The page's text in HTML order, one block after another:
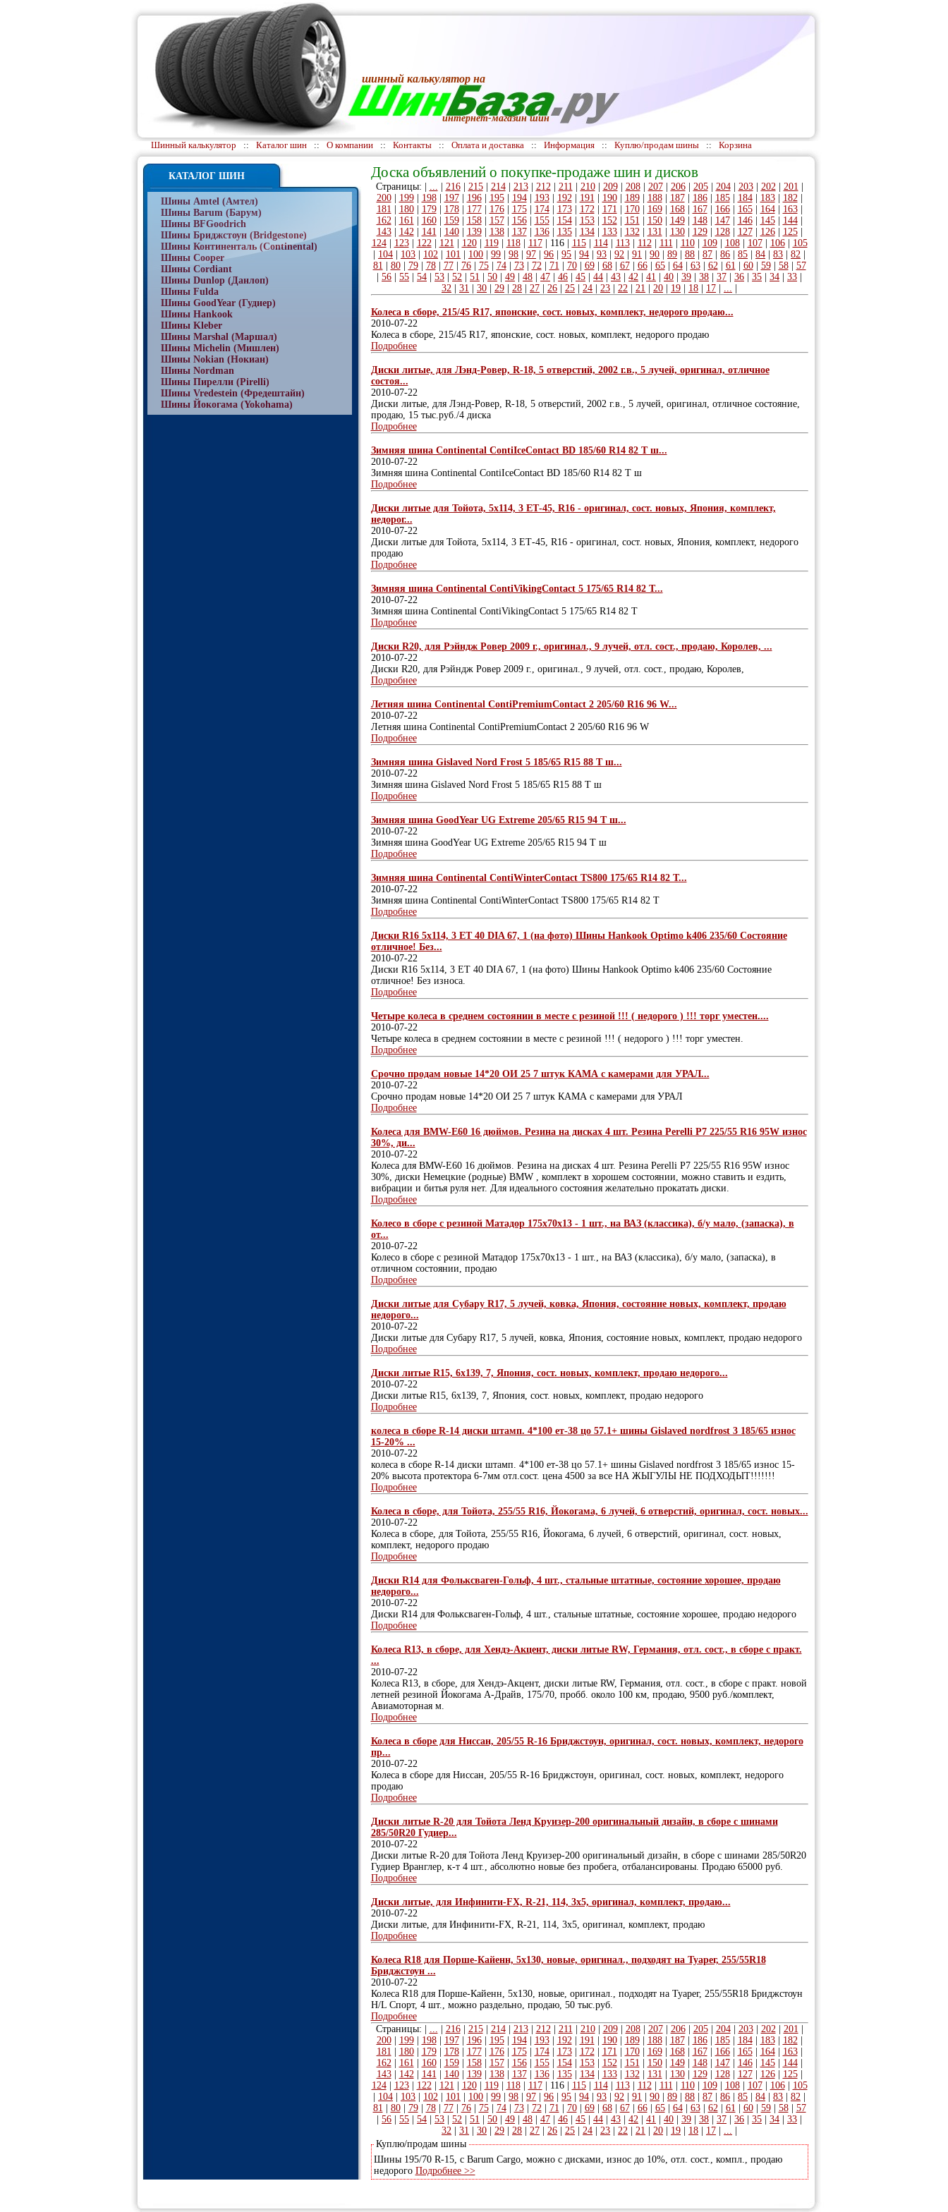
шинный калькуляторна
интернет-магазин шин
Шинный калькулятор :: Каталог шин :: О компании :: Контакты :: Оплата и доставка :: Информация :: Куплю/продам шины :: Корзина
КАТАЛОГ ШИН
Шины Amtel (Амтел)
Шины Barum (Барум)
Шины BFGoodrich
Шины Бриджстоун (Bridgestone)
Шины Континенталь (Continental)
Шины Cooper
Шины Cordiant
Шины Dunlop (Данлоп)
Шины Fulda
Шины GoodYear (Гудиер)
Шины Hankook
Шины Kleber
Шины Marshal (Маршал)
Шины Michelin (Мишлен)
Шины Nokian (Нокиан)
Шины Nordman
Шины Пирелли (Pirelli)
Шины Vredestein (Фредештайн)
Шины Йокогама (Yokohama)
Доска объявлений о покупке-продаже шин и дисков
Страницы: | ... 216| 215| 214| 213| 212| 211 210| 209| 208| 207| 206| 205| 204| 203| 202| 201
200| 199| 198| 197| 196| 195| 194| 193| 192| 191 190| 189| 188| 187| 186| 185| 184| 183| 182|
181
180| 179| 178| 177| 176| 175| 174| 173| 172| 171 170| 169| 168| 167| 166| 165| 164| 163|
162| 161 160| 159| 158| 157| 156| 155| 154| 153| 152| 151 150| 149| 148| 147| 146| 145| 144|
143| 142| 141 140| 139| 138| 137| 136| 135| 134| 133| 132| 131 130| 129| 128| 127| 126| 125|
124| 123| 122| 121 120| 119| 118| 117| 116| 115| 114| 113| 112| 111 110| 109| 108| 107| 106| 105
104 103 102 101 100 99 98 97 96 95 94 93 92 91 90 89 88 87 86 85 84 83 82
81
80| 79| 78| 77| 76| 75| 74| 73| 72| 71 70| 69| 68| 67| 66| 65| 64| 63| 62| 61 60| 59| 58| 57
56 55 54 53 52 51 50 49 48 47 46 45 44 43 42 41 40 39 38 37 36 35 34 33
32
31 30 29 28 27 26 25 24 23 22 21 20 19 18 17 ...
Колеса в сборе, 215/45 R17, японские, сост. новых, комплект, недорого продаю...
2010-07-22
Колеса в сборе, 215/45 R17, японские, сост. новых, комплект, недорого продаю
Подробнее
Диски литые, для Лэнд-Ровер, R-18, 5 отверстий, 2002 г.в., 5 лучей, оригинал, отличное
состоя...
2010-07-22
Диски литые, для Лэнд-Ровер, R-18, 5 отверстий, 2002 г.в., 5 лучей, оригинал, отличное состояние,
продаю, 15 тыс.руб./4 диска
Подробнее
Зимняя шина Continental ContiIceContact BD 185/60 R14 82 T ш...
2010-07-22
Зимняя шина Continental ContiIceContact BD 185/60 R14 82 T ш
Подробнее
Диски литые для Тойота, 5х114, 3 ЕТ-45, R16 - оригинал, сост. новых, Япония, комплект,
недорог...
2010-07-22
Диски литые для Тойота, 5х114, 3 ЕТ-45, R16 - оригинал, сост. новых, Япония, комплект, недорого
продаю
Подробнее
Зимняя шина Continental ContiVikingContact 5 175/65 R14 82 T...
2010-07-22
Зимняя шина Continental ContiVikingContact 5 175/65 R14 82 T
Подробнее
Диски R20, для Рэйндж Ровер 2009 г., оригинал., 9 лучей, отл. сост., продаю, Королев, ...
2010-07-22
Диски R20, для Рэйндж Ровер 2009 г., оригинал., 9 лучей, отл. сост., продаю, Королев,
Подробнее
Летняя шина Continental ContiPremiumContact 2 205/60 R16 96 W...
2010-07-22
Летняя шина Continental ContiPremiumContact 2 205/60 R16 96 W
Подробнее
Зимняя шина Gislaved Nord Frost 5 185/65 R15 88 T ш...
2010-07-22
Зимняя шина Gislaved Nord Frost 5 185/65 R15 88 T ш
Подробнее
Зимняя шина GoodYear UG Extreme 205/65 R15 94 T ш...
2010-07-22
Зимняя шина GoodYear UG Extreme 205/65 R15 94 T ш
Подробнее
Зимняя шина Continental ContiWinterContact TS800 175/65 R14 82 T...
2010-07-22
Зимняя шина Continental ContiWinterContact TS800 175/65 R14 82 T
Подробнее
Диски R16 5x114, 3 ET 40 DIA 67, 1 (на фото) Шины Hankook Optimo k406 235/60 Состояние
отличное! Без...
2010-07-22
Диски R16 5x114, 3 ET 40 DIA 67, 1 (на фото) Шины Hankook Optimo k406 235/60 Состояние
отличное! Без износа.
Подробнее
Четыре колеса в среднем состоянии в месте с резиной !!! ( недорого ) !!! торг уместен....
2010-07-22
Четыре колеса в среднем состоянии в месте с резиной !!! ( недорого ) !!! торг уместен.
Подробнее
Срочно продам новые 14*20 ОИ 25 7 штук КАМА с камерами для УРАЛ...
2010-07-22
Срочно продам новые 14*20 ОИ 25 7 штук КАМА с камерами для УРАЛ
Подробнее
Колеса для BMW-E60 16 дюймов. Резина на дисках 4 шт. Резина Perelli P7 225/55 R16 95W износ
30%, ди...
2010-07-22
Колеса для BMW-E60 16 дюймов. Резина на дисках 4 шт. Резина Perelli P7 225/55 R16 95W износ
30%, диски Немецкие (родные) BMW , комплект в хорошем состоянии, можно ставить и ездить,
вибрации и битья руля нет. Для идеального состояния желательно прокатать диски.
Подробнее
Колесо в сборе с резиной Матадор 175х70х13 - 1 шт., на ВАЗ (классика), б/у мало, (запаска), в
от...
2010-07-22
Колесо в сборе с резиной Матадор 175х70х13 - 1 шт., на ВАЗ (классика), б/у мало, (запаска), в
отличном состоянии, продаю
Подробнее
Диски литые для Субару R17, 5 лучей, ковка, Япония, состояние новых, комплект, продаю
недорого...
2010-07-22
Диски литые для Субару R17, 5 лучей, ковка, Япония, состояние новых, комплект, продаю недорого
Подробнее
Диски литые R15, 6х139, 7, Япония, сост. новых, комплект, продаю недорого...
2010-07-22
Диски литые R15, 6х139, 7, Япония, сост. новых, комплект, продаю недорого
Подробнее
колеса в сборе R-14 диски штамп. 4*100 ет-38 цо 57.1+ шины Gislaved nordfrost 3 185/65 износ
15-20% ...
2010-07-22
колеса в сборе R-14 диски штамп. 4*100 ет-38 цо 57.1+ шины Gislaved nordfrost 3 185/65 износ 15-
20% высота протектора 6-7мм отл.сост. цена 4500 за все НА ЖЫГУЛЫ НЕ ПОДХОДЫТ!!!!!!!
Подробнее
Колеса в сборе, для Тойота, 255/55 R16, Йокогама, 6 лучей, 6 отверстий, оригинал, сост. новых...
2010-07-22
Колеса в сборе, для Тойота, 255/55 R16, Йокогама, 6 лучей, 6 отверстий, оригинал, сост. новых,
комплект, недорого продаю
Подробнее
Диски R14 для Фольксваген-Гольф, 4 шт., стальные штатные, состояние хорошее, продаю
недорого...
2010-07-22
Диски R14 для Фольксваген-Гольф, 4 шт., стальные штатные, состояние хорошее, продаю недорого
Подробнее
Колеса R13, в сборе, для Хендэ-Акцент, диски литые RW, Германия, отл. сост., в сборе с практ.
...
2010-07-22
Колеса R13, в сборе, для Хендэ-Акцент, диски литые RW, Германия, отл. сост., в сборе с практ. новой
летней резиной Йокогама А-Драйв, 175/70, пробб. около 100 км, продаю, 9500 руб./комплект,
Авиамоторная м.
Подробнее
Колеса в сборе для Ниссан, 205/55 R-16 Бриджстоун, оригинал, сост. новых, комплект, недорого
пр...
2010-07-22
Колеса в сборе для Ниссан, 205/55 R-16 Бриджстоун, оригинал, сост. новых, комплект, недорого
продаю
Подробнее
Диски литые R-20 для Тойота Ленд Круизер-200 оригинальный дизайн, в сборе с шинами
285/50R20 Гудиер...
2010-07-22
Диски литые R-20 для Тойота Ленд Круизер-200 оригинальный дизайн, в сборе с шинами 285/50R20
Гудиер Вранглер, к-т 4 шт., абсолютно новые без пробега, отбалансированы. Продаю 65000 руб.
Подробнее
Диски литые, для Инфинити-FX, R-21, 114, 3х5, оригинал, комплект, продаю...
2010-07-22
Диски литые, для Инфинити-FX, R-21, 114, 3х5, оригинал, комплект, продаю
Подробнее
Колеса R18 для Порше-Кайенн, 5х130, новые, оригинал., подходят на Туарег, 255/55R18
Бриджстоун ...
2010-07-22
Колеса R18 для Порше-Кайенн, 5х130, новые, оригинал., подходят на Туарег, 255/55R18 Бриджстоун
H/L Спорт, 4 шт., можно раздельно, продаю, 50 тыс.руб.
Подробнее
Страницы: | ... 216| 215| 214| 213| 212| 211 210| 209| 208| 207| 206| 205| 204| 203| 202| 201
200| 199| 198| 197| 196| 195| 194| 193| 192| 191 190| 189| 188| 187| 186| 185| 184| 183| 182|
181
180| 179| 178| 177| 176| 175| 174| 173| 172| 171 170| 169| 168| 167| 166| 165| 164| 163|
162| 161 160| 159| 158| 157| 156| 155| 154| 153| 152| 151 150| 149| 148| 147| 146| 145| 144|
143| 142| 141 140| 139| 138| 137| 136| 135| 134| 133| 132| 131 130| 129| 128| 127| 126| 125|
124| 123| 122| 121 120| 119| 118| 117| 116| 115| 114| 113| 112| 111 110| 109| 108| 107| 106| 105
104 103 102 101 100 99 98 97 96 95 94 93 92 91 90 89 88 87 86 85 84 83 82
81
80| 79| 78| 77| 76| 75| 74| 73| 72| 71 70| 69| 68| 67| 66| 65| 64| 63| 62| 61 60| 59| 58| 57
56 55 54 53 52 51 50 49 48 47 46 45 44 43 42 41 40 39 38 37 36 35 34 33
32
31 30 29 28 27 26 25 24 23 22 21 20 19 18 17 ...
Куплю/продам шины
Шины 195/70 R-15, с Barum Cargo, можно с дисками, износ до 10%, отл. сост., компл., продаю
недорого Подробнее >>